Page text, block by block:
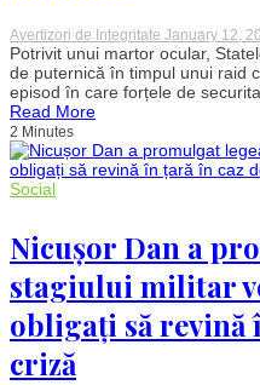
Avertizori de Integritate January 12,
Potrivit unui martor ocular,
de puternică în timpul unui raid
episod în care forțele de
Read More
2 Minutes
Social
Nicușor Dan a
stagiului militar
obligați să revină
criză